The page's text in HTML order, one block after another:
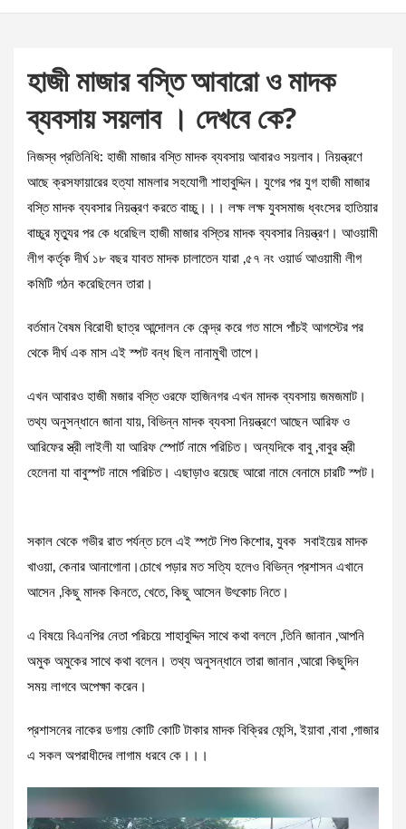
হাজী মাজার বস্তি আবারো ও মাদক
ব্যবসায় সয়লাব । দেখবে কে?
নিজস্ব প্রতিনিধি: হাজী মাজার বস্তি মাদক ব্যবসায় আবারও সয়লাব। নিয়ন্ত্রণে
আছে ক্রসফায়ারের হত্যা মামলার সহযোগী শাহাবুদ্দিন। যুগের পর যুগ হাজী মাজার
বস্তি মাদক ব্যবসার নিয়ন্ত্রণ করতে বাচ্চু।।। লক্ষ লক্ষ যুবসমাজ ধ্বংসের হাতিয়ার
বাচ্চুর মৃত্যুর পর কে ধরেছিল হাজী মাজার বস্তির মাদক ব্যবসার নিয়ন্ত্রণ। আওয়ামী
লীগ কর্তৃক দীর্ঘ ১৮ বছর যাবত মাদক চালাতেন যারা ,৫৭ নং ওয়ার্ড আওয়ামী লীগ
কমিটি গঠন করেছিলেন তারা।
বর্তমান বৈষম বিরোধী ছাত্র আন্দোলন কে কেন্দ্র করে গত মাসে পাঁচই আগস্টের পর
থেকে দীর্ঘ এক মাস এই স্পট বন্ধ ছিল নানামুখী তাপে।
এখন আবারও হাজী মজার বস্তি ওরফে হাজিনগর এখন মাদক ব্যবসায় জমজমাট।
তথ্য অনুসন্ধানে জানা যায়, বিভিন্ন মাদক ব্যবসা নিয়ন্ত্রণে আছেন আরিফ ও
আরিফের স্ত্রী লাইলী যা আরিফ স্পোর্ট নামে পরিচিত। অন্যদিকে বাবু ,বাবুর স্ত্রী
হেলেনা যা বাবুস্পট নামে পরিচিত। এছাড়াও রয়েছে আরো নামে বেনামে চারটি স্পট।
সকাল থেকে গভীর রাত পর্যন্ত চলে এই স্পটে শিশু কিশোর, যুবক সবাইয়ের মাদক
খাওয়া, কেনার আনাগোনা।চোখে পড়ার মত সত্যি হলেও বিভিন্ন প্রশাসন এখানে
আসেন ,কিছু মাদক কিনতে, খেতে, কিছু আসেন উৎকোচ নিতে।
এ বিষয়ে বিএনপির নেতা পরিচয়ে শাহাবুদ্দিন সাথে কথা বললে ,তিনি জানান ,আপনি
অমুক অমুকের সাথে কথা বলেন। তথ্য অনুসন্ধানে তারা জানান ,আরো কিছুদিন
সময় লাগবে অপেক্ষা করেন।
প্রশাসনের নাকের ডগায় কোটি কোটি টাকার মাদক বিক্রির ফেন্সি, ইয়াবা ,বাবা ,গাজার
এ সকল অপরাধীদের লাগাম ধরবে কে।।।